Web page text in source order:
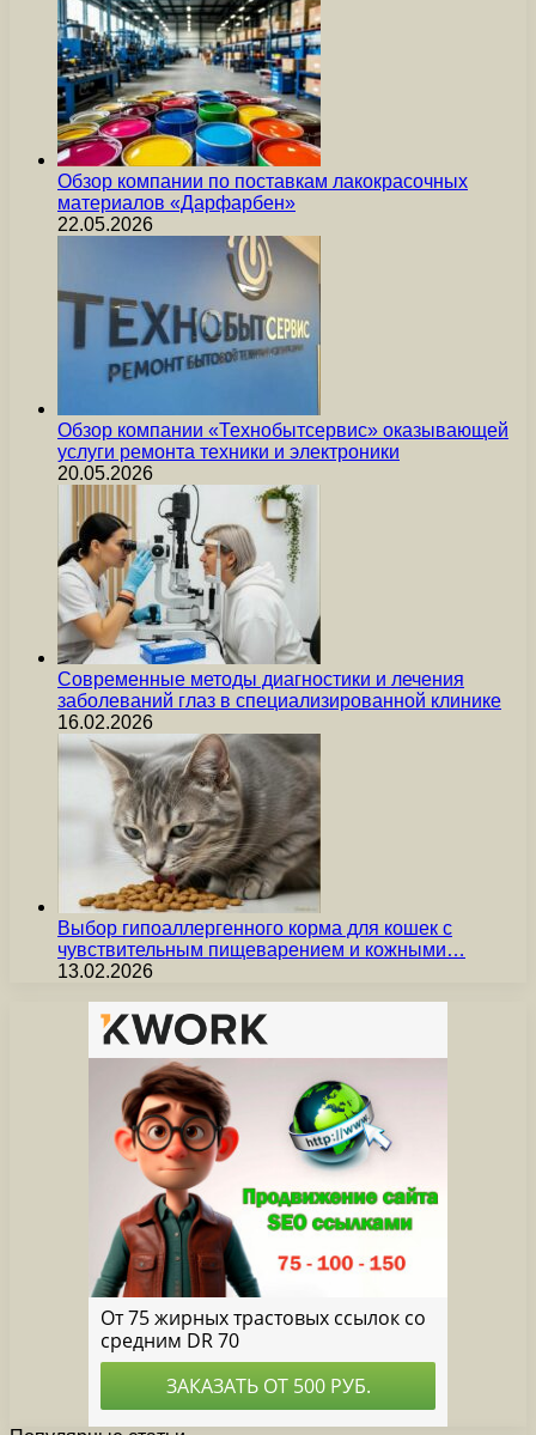
Обзор компании по поставкам лакокрасочных
материалов «Дарфарбен»
22.05.2026
Обзор компании «Технобытсервис» оказывающей
услуги ремонта техники и электроники
20.05.2026
Современные методы диагностики и лечения
заболеваний глаз в специализированной клинике
16.02.2026
Выбор гипоаллергенного корма для кошек с
чувствительным пищеварением и кожными…
13.02.2026